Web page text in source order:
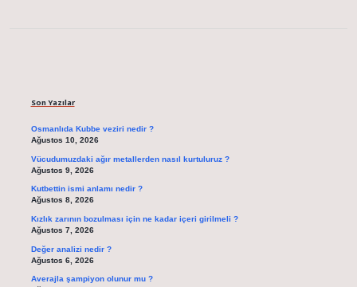
Son Yazılar
Osmanlıda Kubbe veziri nedir ?
Ağustos 10, 2026
Vücudumuzdaki ağır metallerden nasıl kurtuluruz ?
Ağustos 9, 2026
Kutbettin ismi anlamı nedir ?
Ağustos 8, 2026
Kızlık zarının bozulması için ne kadar içeri girilmeli ?
Ağustos 7, 2026
Değer analizi nedir ?
Ağustos 6, 2026
Averajla şampiyon olunur mu ?